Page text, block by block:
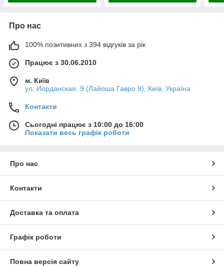
Про нас
100% позитивних з 394 відгуків за рік
Працює з 30.06.2010
м. Київ
ул. Иорданская, 9 (Лайоша Гавро 9), Київ, Україна
Контакти
Сьогодні працює з 10:00 до 16:00
Показати весь графік роботи
Про нас
Контакти
Доставка та оплата
Графік роботи
Повна версія сайту